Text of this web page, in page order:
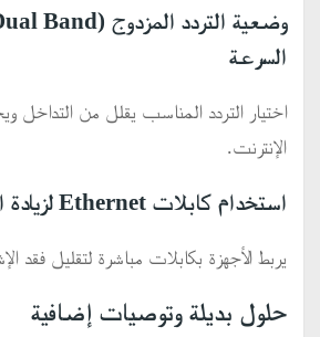
السرعة
اختيار التردد المناسب يقلل من
الإنترنت.
استخدام كابلات Ethernet لزيادة الاستقرار
يربط الأجهزة بكابلات مباشرة لتقليل فقد
حلول بديلة وتوصيات إضافية